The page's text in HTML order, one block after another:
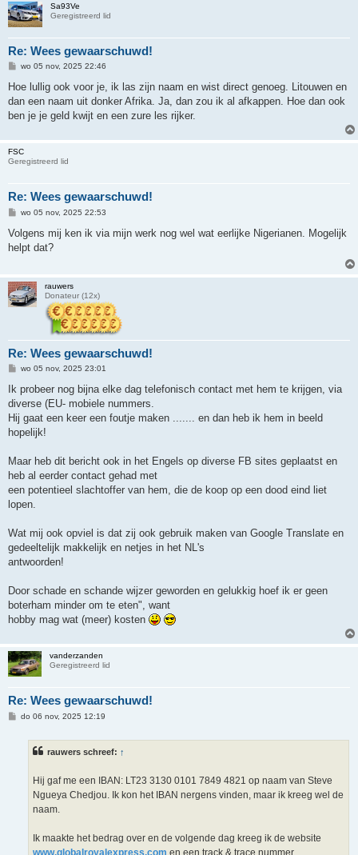
Sa93Ve
Geregistreerd lid
Re: Wees gewaarschuwd!
B
r
c
h
wo 05 nov, 2025 22:46
Hoe lullig ook voor je, ik las zijn naam en wist direct genoeg. Litouwen en
dan een naam uit donker Afrika. Ja, dan zou ik al afkappen. Hoe dan ook
ben je je geld kwijt en een zure les rijker.
FSC
Geregistreerd lid
Re: Wees gewaarschuwd!
B
r
c
wo 05 nov, 2025 22:53
Volgens mij ken ik via mijn werk nog wel wat eerlijke Nigerianen. Mogelijk
helpt dat?
rauwers
Donateur (12x)
Re: Wees gewaarschuwd!
B
c
h
t
wo 05 nov, 2025 23:01
Ik probeer nog bijna elke dag telefonisch contact met hem te krijgen, via
diverse (EU- mobiele nummers.
Hij gaat een keer een foutje maken ....... en dan heb ik hem in beeld
hopelijk!
Maar heb dit bericht ook in het Engels op diverse FB sites geplaatst en
heb al eerder contact gehad met
een potentieel slachtoffer van hem, die de koop op een dood eind liet
lopen.
Wat mij ook opviel is dat zij ook gebruik maken van Google Translate en
gedeeltelijk makkelijk en netjes in het NL's
antwoorden!
Door schade en schande wijzer geworden en gelukkig hoef ik er geen
boterham minder om te eten", want
hobby mag wat (meer) kosten
vanderzanden
Geregistreerd lid
Re: Wees gewaarschuwd!
Bdo 06 nov, 2025 12:19
rauwers schreef: ↑
Hij gaf me een IBAN: LT23 3130 0101 7849 4821 op naam van Steve
Ngueya Chedjou. Ik kon het IBAN nergens vinden, maar ik kreeg wel de
naam.
Ik maakte het bedrag over en de volgende dag kreeg ik de website
www.globalroyalexpress.com en een track & trace nummer.